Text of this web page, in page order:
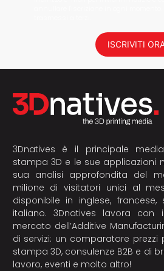
ISCRIVITI
3Dnatives è il principale
stampa 3D e le sue applicazioni
sua analisi approfondita del
milione di visitatori unici al
disponibile in inglese,
italiano. 3Dnatives lavora
mercato dell’Additive
di servizi: un comparatore
stampa 3D, consulenze B2B e di
lavoro, eventi e molto altro!